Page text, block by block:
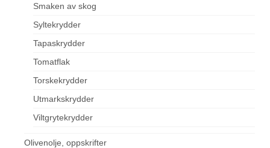
Smaken av skog
Syltekrydder
Tapaskrydder
Tomatflak
Torskekrydder
Utmarkskrydder
Viltgrytekrydder
Olivenolje, oppskrifter